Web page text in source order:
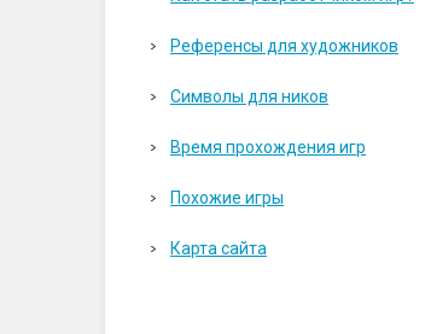
Референсы для художников
Символы для ников
Время прохождения игр
Похожие игры
Карта сайта